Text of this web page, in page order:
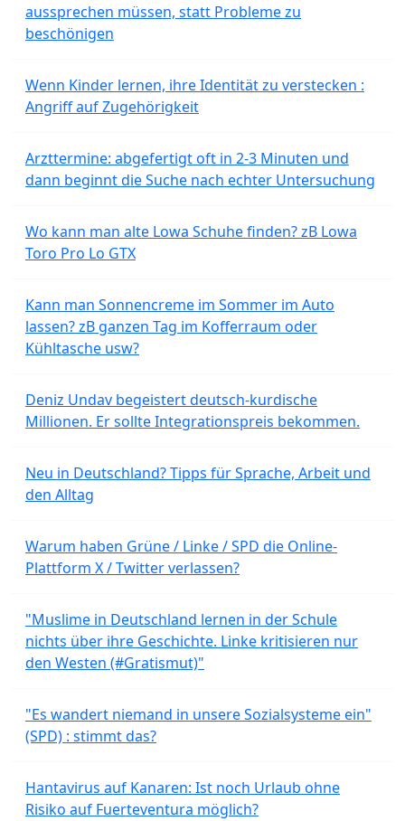
aussprechen müssen, statt Probleme zu
beschönigen
Wenn Kinder lernen, ihre Identität zu verstecken :
Angriff auf Zugehörigkeit
Arzttermine: abgefertigt oft in 2-3 Minuten und
dann beginnt die Suche nach echter Untersuchung
Wo kann man alte Lowa Schuhe finden? zB Lowa
Toro Pro Lo GTX
Kann man Sonnencreme im Sommer im Auto
lassen? zB ganzen Tag im Kofferraum oder
Kühltasche usw?
Deniz Undav begeistert deutsch-kurdische
Millionen. Er sollte Integrationspreis bekommen.
Neu in Deutschland? Tipps für Sprache, Arbeit und
den Alltag
Warum haben Grüne / Linke / SPD die Online-
Plattform X / Twitter verlassen?
"Muslime in Deutschland lernen in der Schule
nichts über ihre Geschichte. Linke kritisieren nur
den Westen (#Gratismut)"
"Es wandert niemand in unsere Sozialsysteme ein"
(SPD) : stimmt das?
Hantavirus auf Kanaren: Ist noch Urlaub ohne
Risiko auf Fuerteventura möglich?